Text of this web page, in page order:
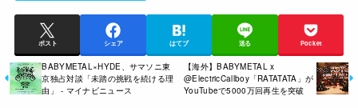
ポスト シェア はてブ 送る Pocket
BABYMETAL×HYDE、サマソニ東
京独占対談「未踏の挑戦を続ける理
由」 - マイナビニュース
【海外】BABYMETAL x
‪@ElectricCallboy‬「RATATATA」が
YouTubeで5000万回再生を突破